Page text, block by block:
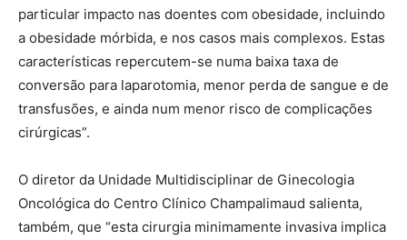
particular impacto nas doentes com obesidade, incluindo
a obesidade mórbida, e nos casos mais complexos. Estas
características repercutem-se numa baixa taxa de
conversão para laparotomia, menor perda de sangue e de
transfusões, e ainda num menor risco de complicações
cirúrgicas”.
O diretor da Unidade Multidisciplinar de Ginecologia
Oncológica do Centro Clínico Champalimaud salienta,
também, que “esta cirurgia minimamente invasiva implica